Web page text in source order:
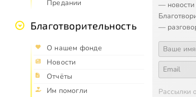
Предании
Благотворительность
О нашем фонде
Новости
Отчёты
Им помогли
—
—
Рассылки